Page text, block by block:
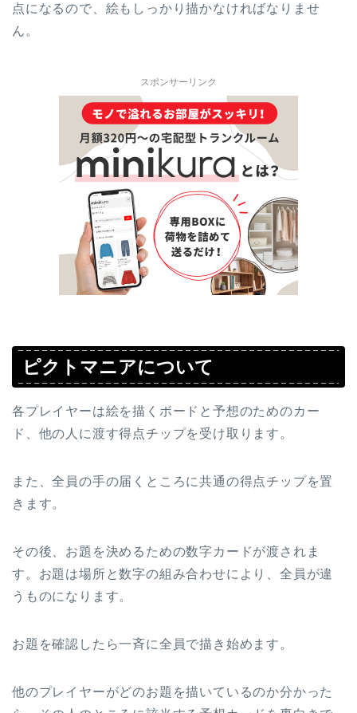
点になるので、絵もしっかり描かなければなりませ
ん。
スポンサーリンク
ピクトマニアについて
各プレイヤーは絵を描くボードと予想のためのカー
ド、他の人に渡す得点チップを受け取ります。
また、全員の手の届くところに共通の得点チップを置
きます。
その後、お題を決めるための数字カードが渡されま
す。お題は場所と数字の組み合わせにより、全員が違
うものになります。
お題を確認したら一斉に全員で描き始めます。
他のプレイヤーがどのお題を描いているのか分かった